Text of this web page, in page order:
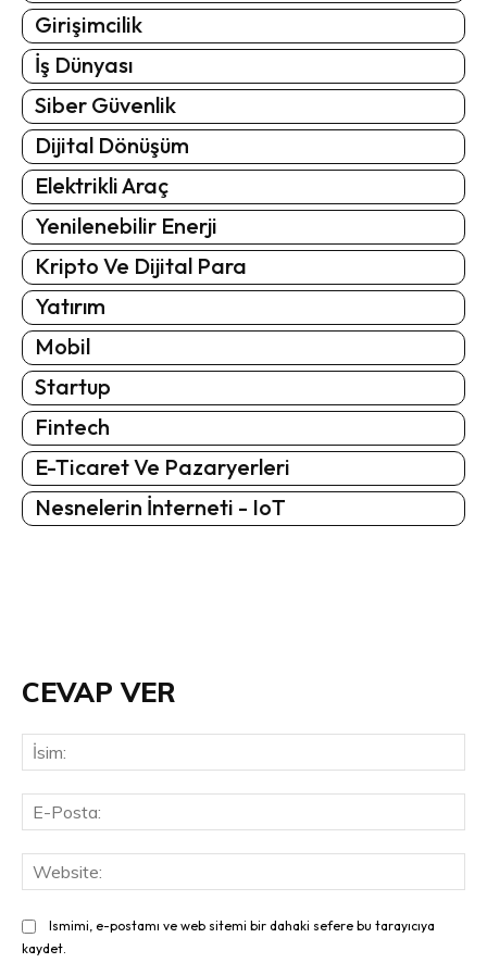
Girişimcilik
İş Dünyası
Siber Güvenlik
Dijital Dönüşüm
Elektrikli Araç
Yenilenebilir Enerji
Kripto Ve Dijital Para
Yatırım
Mobil
Startup
Fintech
E-Ticaret Ve Pazaryerleri
Nesnelerin İnterneti - IoT
CEVAP VER
Ismimi, e-postamı ve web sitemi bir dahaki sefere bu tarayıcıya
kaydet.